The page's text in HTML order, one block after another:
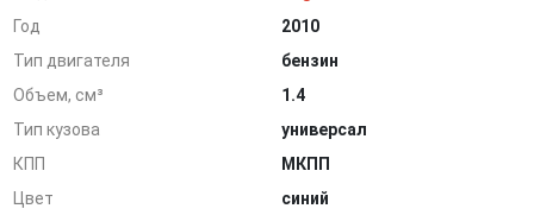
Год
2010
Тип двигателя
бензин
Объем, см³
1.4
Тип кузова
универсал
КПП
МКПП
Цвет
синий